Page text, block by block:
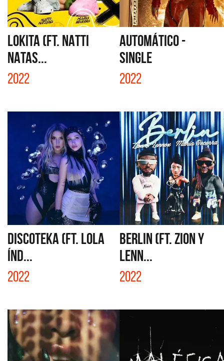
LOKITA (FT. NATTI
NATAS...
2022
AUTOMÁTICO -
SINGLE
2022
DISCOTEKA (FT. LOLA
ÍND...
2022
BERLIN (FT. ZION Y
LENN...
2022